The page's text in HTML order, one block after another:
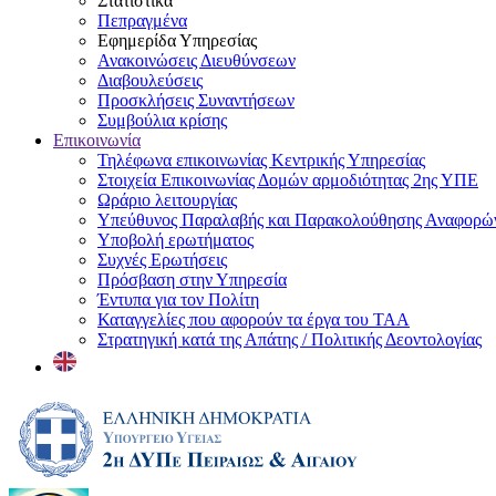
Πεπραγμένα
Εφημερίδα Υπηρεσίας
Ανακοινώσεις Διευθύνσεων
Διαβουλεύσεις
Προσκλήσεις Συναντήσεων
Συμβούλια κρίσης
Επικοινωνία
Τηλέφωνα επικοινωνίας Κεντρικής Υπηρεσίας
Στοιχεία Επικοινωνίας Δομών αρμοδιότητας 2ης ΥΠΕ
Ωράριο λειτουργίας
Υπεύθυνος Παραλαβής και Παρακολούθησης
Υποβολή ερωτήματος
Συχνές Ερωτήσεις
Πρόσβαση στην Υπηρεσία
Έντυπα για τον Πολίτη
Καταγγελίες που αφορούν τα έργα του ΤΑΑ
Στρατηγική κατά της Απάτης / Πολιτικής Δεοντολογίας